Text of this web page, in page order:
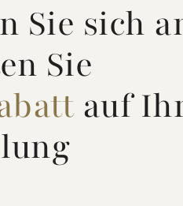
Sie sich
Sie
auf